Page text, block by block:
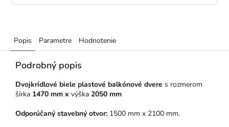
Popis Parametre Hodnotenie
Podrobný popis
Dvojkrídlové biele plastové balkónové dvere s rozmerom
šírka 1470 mm x výška 2050 mm
Odporúčaný stavebný otvor: 1500 mm x 2100 mm.